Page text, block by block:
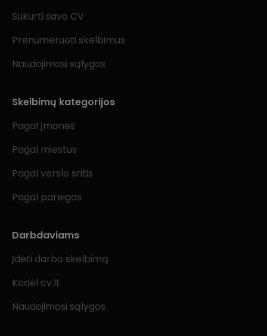
Sukurti savo CV
Prenumeruoti skelbimus
Naudojimosi sąlygos
Skelbimų kategorijos
Pagal įmones
Pagal miestus
Pagal verslo sritis
Pagal pareigas
Darbdaviams
Įdėti darbo skelbimą
Kodėl cv.lt
Naudojimosi sąlygos